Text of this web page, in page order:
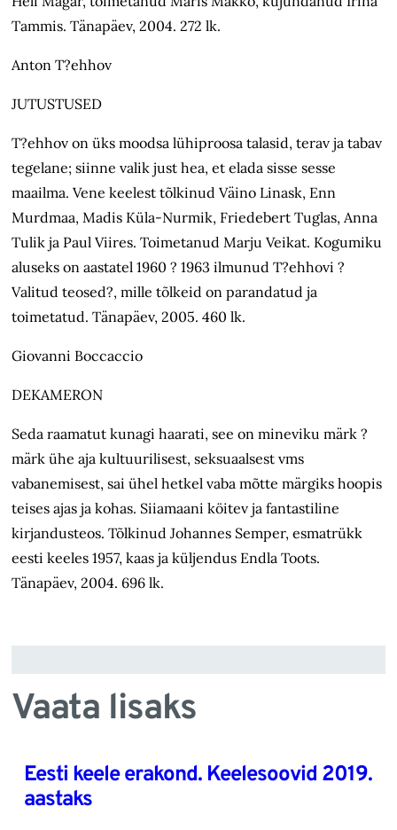
Tammis. Tänapäev, 2004. 272 lk.
Anton T?ehhov
JUTUSTUSED
T?ehhov on üks moodsa lühiproosa talasid, terav ja tabav
tegelane; siinne valik just hea, et elada sisse sesse
maailma. Vene keelest tõlkinud Väino Linask, Enn
Murdmaa, Madis Küla-Nurmik, Friedebert Tuglas, Anna
Tulik ja Paul Viires. Toimetanud Marju Veikat. Kogumiku
aluseks on aastatel 1960 ? 1963 ilmunud T?ehhovi ?
Valitud teosed?, mille tõlkeid on parandatud ja
toimetatud. Tänapäev, 2005. 460 lk.
Giovanni Boccaccio
DEKAMERON
Seda raamatut kunagi haarati, see on mineviku märk ?
märk ühe aja kultuurilisest, seksuaalsest vms
vabanemisest, sai ühel hetkel vaba mõtte märgiks hoopis
teises ajas ja kohas. Siiamaani köitev ja fantastiline
kirjandusteos. Tõlkinud Johannes Semper, esmatrükk
eesti keeles 1957, kaas ja küljendus Endla Toots.
Tänapäev, 2004. 696 lk.
Vaata lisaks
Eesti keele erakond. Keelesoovid 2019.
aastaks